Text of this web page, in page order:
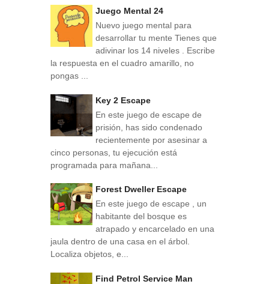
Juego Mental 24
Nuevo juego mental para
desarrollar tu mente Tienes que
adivinar los 14 niveles . Escribe
la respuesta en el cuadro amarillo, no
pongas ...
Key 2 Escape
En este juego de escape de
prisión, has sido condenado
recientemente por asesinar a
cinco personas, tu ejecución está
programada para mañana...
Forest Dweller Escape
En este juego de escape , un
habitante del bosque es
atrapado y encarcelado en una
jaula dentro de una casa en el árbol.
Localiza objetos, e...
Find Petrol Service Man